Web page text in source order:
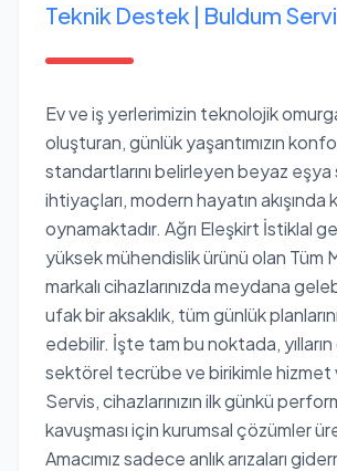
Teknik Destek | Buldum
Ev ve iş yerlerimizin teknolojik
oluşturan, günlük yaşantımızın
standartlarını belirleyen beyaz eşya
ihtiyaçları, modern hayatın akışında
oynamaktadır. Ağrı Eleşkirt İstiklal
yüksek mühendislik ürünü olan Tüm
markalı cihazlarınızda meydana
ufak bir aksaklık, tüm günlük
edebilir. İşte tam bu noktada,
sektörel tecrübe ve birikimle hizmet
Servis, cihazlarınızın ilk günkü
kavuşması için kurumsal çözümler
Amacımız sadece anlık arızaları